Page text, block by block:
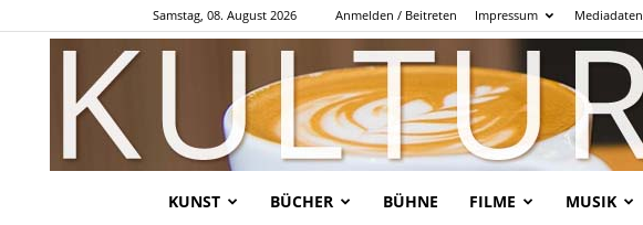
Samstag, 08. August 2026 Anmelden / Beitreten Impressum Mediadaten
KUNST BÜCHER BÜHNE FILME MUSIK